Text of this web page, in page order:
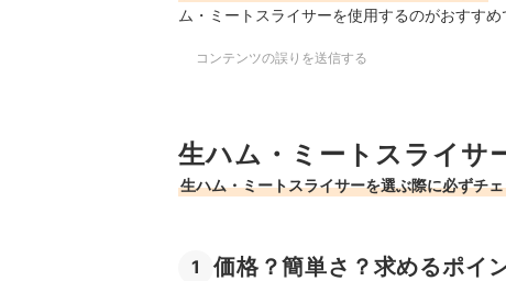
ム・ミートスライサーを使用するのがおすすめ
コンテンツの誤りを送信する
生ハム・ミートスライサ
生ハム・ミートスライサーを選ぶ際に必ずチ
1 価格？簡単さ？求めるポイ